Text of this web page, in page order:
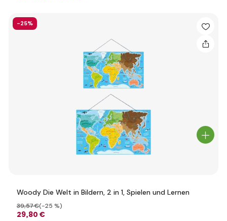
-25%
Woody Die Welt in Bildern, 2 in 1, Spielen und Lernen
29,80 €
39,57 €(-25 %)